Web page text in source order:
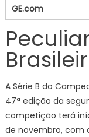
GE.com
A Série B do
47ª edição da
competição terá
de novembro, com